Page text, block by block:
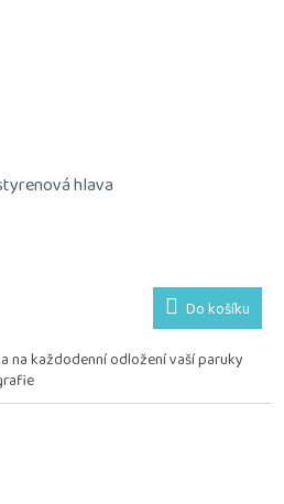
hlava
Do košíku
na každodenní odložení vaší paruky